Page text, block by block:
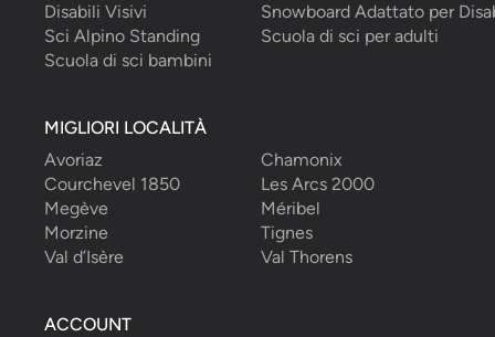
Disabili Visivi
Snowboard Adattato per
Sci Alpino Standing
Scuola di sci per adulti
Scuola di sci bambini
MIGLIORI LOCALITÀ
Avoriaz
Chamonix
Courchevel 1850
Les Arcs 2000
Megève
Méribel
Morzine
Tignes
Val d’Isère
Val Thorens
ACCOUNT